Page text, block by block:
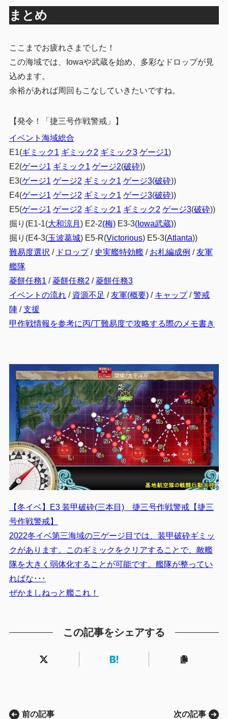
まとめ
ここまでお疲れさまでした！
この海域では、Iowaや武蔵を始め、多彩なドロップが見
込めます。
余裕があれば周回もこなしていきたいですね。
【発令！「捷三号作戦警戒」】
イベント海域総合
E1(ギミック1 ギミック2 ギミック3 ゲージ1)
E2(ゲージ1 ギミック1 ゲージ2(破砕))
E3(ゲージ1 ゲージ2 ギミック1 ゲージ3(破砕))
E4(ゲージ1 ゲージ2 ギミック1 ゲージ3(破砕))
E5(ゲージ1 ゲージ2 ギミック1 ギミック2 ゲージ3(破砕))
掘り(E1-1(大和涼月 ) E2-2(梅)E3-3(Iowa武蔵))
掘り(E4-3(玉波葛城) E5-R(Victorious) E5-3(Atlanta))
難易度選択 / ドロップ/ 史実艦特効艦/ お札編成例 /友軍
艦隊
菱餅任務1 /菱餅任務2 /菱餅任務3
イベントの流れ/ 資源不足 /友軍(概要)/ キャップ/警戒
陣/支援
甲作戦情報を参考に丙/丁難易度で攻略する際のメモ書き
【冬イベ】E3 装甲破砕(三本目) 捷三号作戦警戒【捷三
号作戦警戒】
2022冬イベ第三海域の三ゲージ目では、装甲破砕ギミッ
クがあります。このギミックをクリアすることで、敵艦
隊を大きく弱体化することが可能です。艦隊が整ってい
ればな･･･
ぜかましねっと艦これ！
この記事をシェアする
前の記事 次の記事